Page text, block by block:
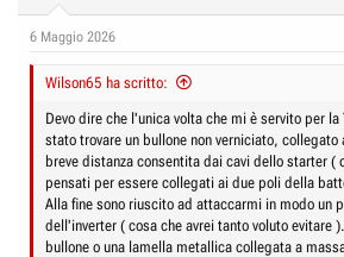
6 Maggio 2026
Wilson65 ha scritto:
Devo dire che l'unica volta che mi è servito per
stato trovare un bullone non verniciato, collegato
breve distanza consentita dai cavi dello starter (
pensati per essere collegati ai due poli della
Alla fine sono riuscito ad attaccarmi in modo un
dell'inverter ( cosa che avrei tanto voluto evitare
bullone o una lamella metallica collegata a